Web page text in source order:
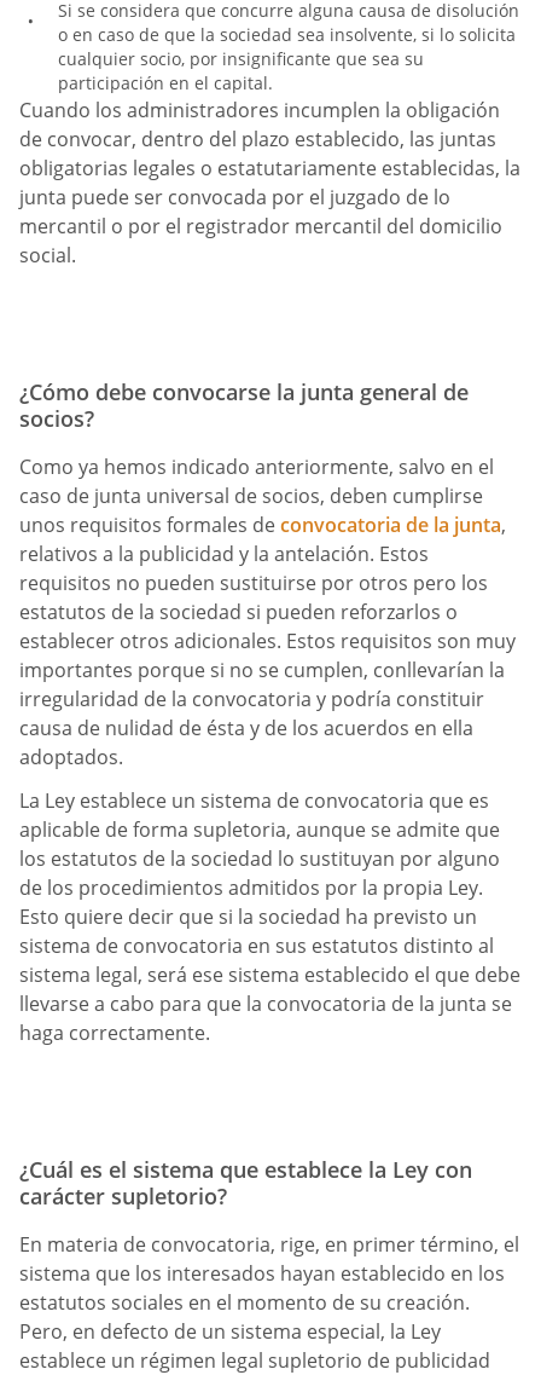
Si se considera que concurre alguna causa de disolución
o en caso de que la sociedad sea insolvente, si lo solicita
cualquier socio, por insignificante que sea su
participación en el capital.
Cuando los administradores incumplen la obligación
de convocar, dentro del plazo establecido, las juntas
obligatorias legales o estatutariamente establecidas, la
junta puede ser convocada por el juzgado de lo
mercantil o por el registrador mercantil del domicilio
social.
¿Cómo debe convocarse la junta general de
socios?
Como ya hemos indicado anteriormente, salvo en el
caso de junta universal de socios, deben cumplirse
unos requisitos formales deconvocatoria de la junta,
relativos a la publicidad y la antelación. Estos
requisitos no pueden sustituirse por otros pero los
estatutos de la sociedad si pueden reforzarlos o
establecer otros adicionales. Estos requisitos son muy
importantes porque si no se cumplen, conllevarían la
irregularidad de la convocatoria y podría constituir
causa de nulidad de ésta y de los acuerdos en ella
adoptados.
La Ley establece un sistema de convocatoria que es
aplicable de forma supletoria, aunque se admite que
los estatutos de la sociedad lo sustituyan por alguno
de los procedimientos admitidos por la propia Ley.
Esto quiere decir que si la sociedad ha previsto un
sistema de convocatoria en sus estatutos distinto al
sistema legal, será ese sistema establecido el que debe
llevarse a cabo para que la convocatoria de la junta se
haga correctamente.
¿Cuál es el sistema que establece la Ley con
carácter supletorio?
En materia de convocatoria, rige, en primer término, el
sistema que los interesados hayan establecido en los
estatutos sociales en el momento de su creación.
Pero, en defecto de un sistema especial, la Ley
establece un régimen legal supletorio de publicidad